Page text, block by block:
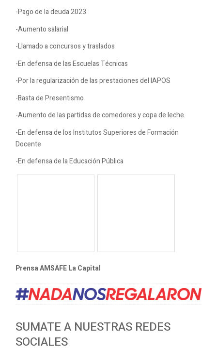
-Pago de la deuda 2023
-Aumento salarial
-Llamado a concursos y traslados
-En defensa de las Escuelas Técnicas
-Por la regularización de las prestaciones del IAPOS
-Basta de Presentismo
-Aumento de las partidas de comedores y copa de leche.
-En defensa de los Institutos Superiores de Formación
Docente
-En defensa de la Educación Pública
Prensa AMSAFE La Capital
SUMATE A NUESTRAS REDES
SOCIALES